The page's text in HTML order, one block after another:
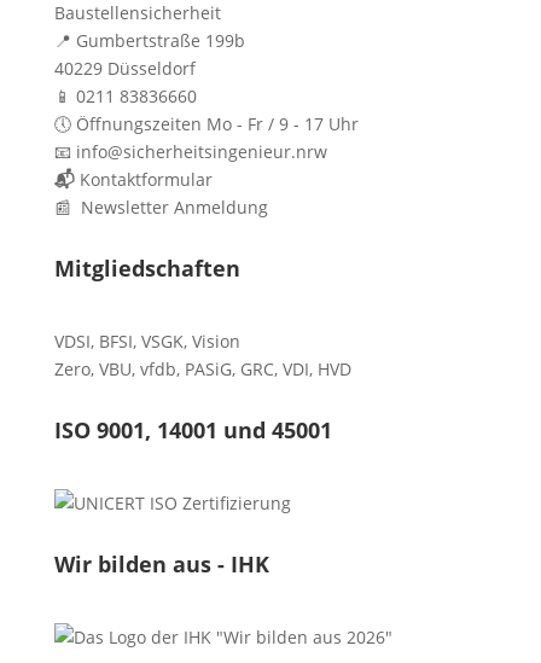
Baustellensicherheit
📍 Gumbertstraße 199b
40229 Düsseldorf
📱 0211 83836660
🕔 Öffnungszeiten Mo - Fr / 9 - 17 Uhr
📧 info@sicherheitsingenieur.nrw
📬 Kontaktformular
📰 Newsletter Anmeldung
Mitgliedschaften
VDSI, BFSI, VSGK, Vision
Zero, VBU, vfdb, PASiG, GRC, VDI, HVD
ISO 9001, 14001 und 45001
Wir bilden aus - IHK